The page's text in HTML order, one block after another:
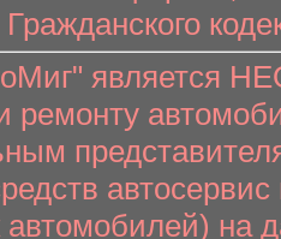
Гражданского
является
ремонту
автомобилей) на